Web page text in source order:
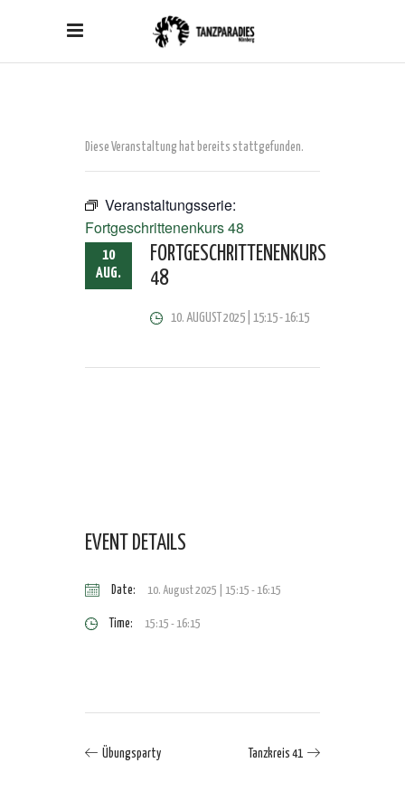
Diese Veranstaltung hat bereits stattgefunden.
Veranstaltungsserie:
Fortgeschrittenenkurs 48
10
AUG.
FORTGESCHRITTENENKURS
48
10. AUGUST 2025 | 15:15-16:15
EVENT DETAILS
Date: 10. August 2025 | 15:15 -16:15
Time: 15:15 - 16:15
Übungsparty Tanzkreis 41